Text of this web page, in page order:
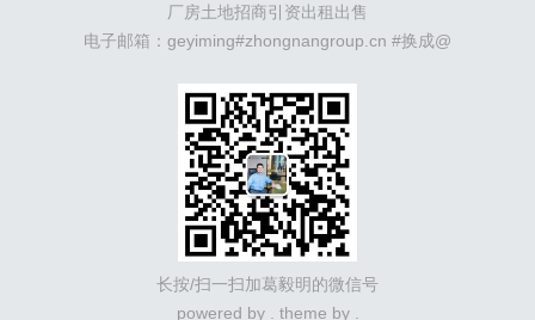
厂房土地招商引资出租出售
电子邮箱：geyiming#zhongnangroup.cn #换成@
长按/扫一扫加葛毅明的微信号
powered by . theme by .